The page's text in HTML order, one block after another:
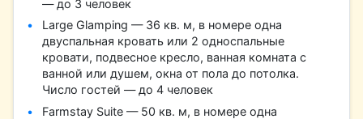
— до 3 человек
Large Glamping — 36 кв. м, в номере одна
двуспальная кровать или 2 односпальные
кровати, подвесное кресло, ванная комната с
ванной или душем, окна от пола до потолка.
Число гостей — до 4 человек
Farmstay Suite — 50 кв. м, в номере одна